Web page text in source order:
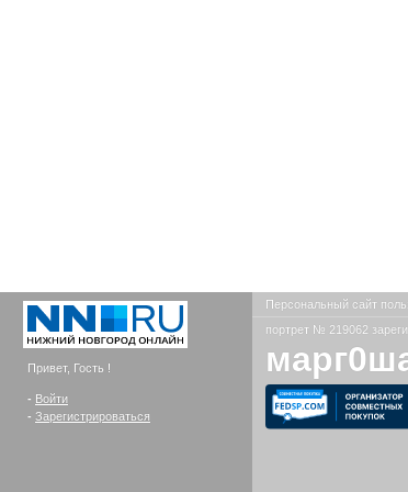
Привет, Гость !
- Войти
- Зарегистрироваться
Персональный сайт
портрет № 219062